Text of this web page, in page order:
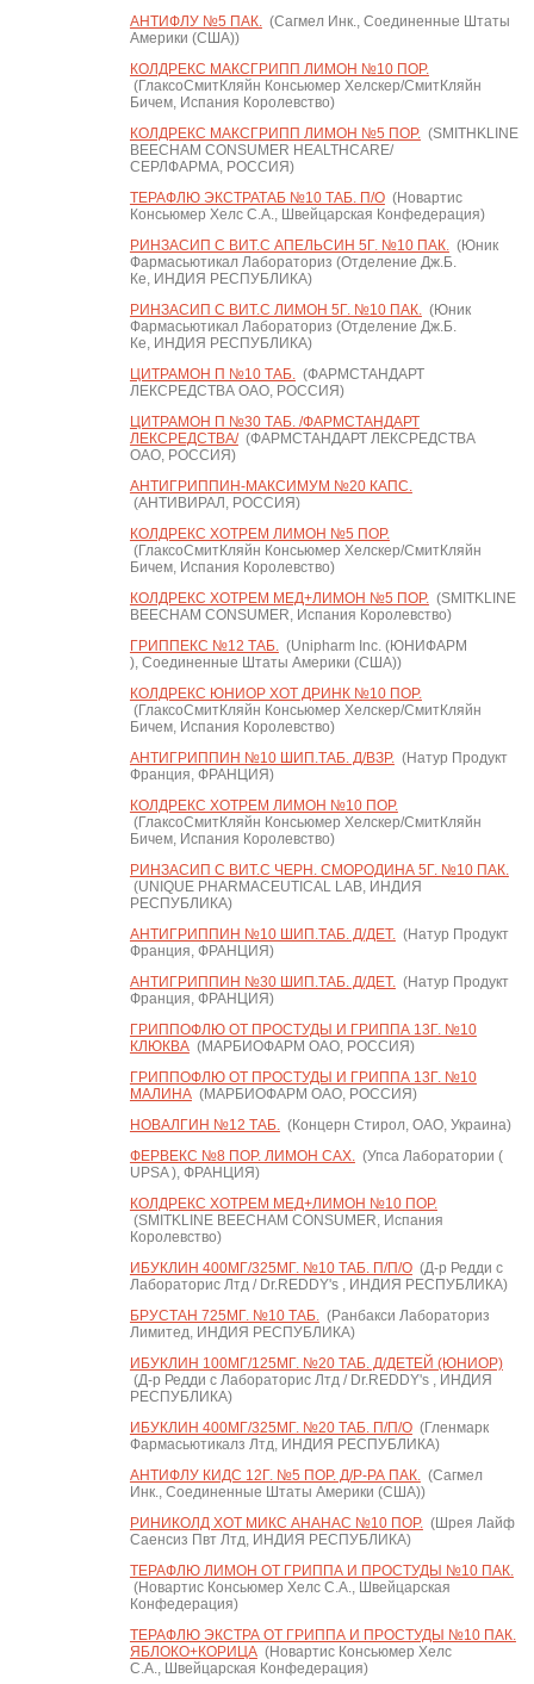
АНТИФЛУ №5 ПАК.(Сагмел Инк., Соединенные Штаты
Америки (США))
КОЛДРЕКС МАКСГРИПП ЛИМОН №10 ПОР.
(ГлаксоСмитКляйн Консьюмер Хелскер/СмитКляйн
Бичем, Испания Королевство)
КОЛДРЕКС МАКСГРИПП ЛИМОН №5 ПОР.(SMITHKLINE
BEECHAM CONSUMER HEALTHCARE/
СЕРЛФАРМА, РОССИЯ)
ТЕРАФЛЮ ЭКСТРАТАБ №10 ТАБ. П/О(Новартис
Консьюмер Хелс С.А., Швейцарская Конфедерация)
РИНЗАСИП С ВИТ.С АПЕЛЬСИН 5Г. №10 ПАК.(Юник
Фармасьютикал Лабораториз (Отделение Дж.Б.
Ке, ИНДИЯ РЕСПУБЛИКА)
РИНЗАСИП С ВИТ.С ЛИМОН 5Г. №10 ПАК.(Юник
Фармасьютикал Лабораториз (Отделение Дж.Б.
Ке, ИНДИЯ РЕСПУБЛИКА)
ЦИТРАМОН П №10 ТАБ.(ФАРМСТАНДАРТ
ЛЕКСРЕДСТВА ОАО, РОССИЯ)
ЦИТРАМОН П №30 ТАБ. /ФАРМСТАНДАРТ
ЛЕКСРЕДСТВА/(ФАРМСТАНДАРТ ЛЕКСРЕДСТВА
ОАО, РОССИЯ)
АНТИГРИППИН-МАКСИМУМ №20 КАПС.
(АНТИВИРАЛ, РОССИЯ)
КОЛДРЕКС ХОТРЕМ ЛИМОН №5 ПОР.
(ГлаксоСмитКляйн Консьюмер Хелскер/СмитКляйн
Бичем, Испания Королевство)
КОЛДРЕКС ХОТРЕМ МЕД+ЛИМОН №5 ПОР.(SMITKLINE
BEECHAM CONSUMER, Испания Королевство)
ГРИППЕКС №12 ТАБ.(Unipharm Inc. (ЮНИФАРМ
), Соединенные Штаты Америки (США))
КОЛДРЕКС ЮНИОР ХОТ ДРИНК №10 ПОР.
(ГлаксоСмитКляйн Консьюмер Хелскер/СмитКляйн
Бичем, Испания Королевство)
АНТИГРИППИН №10 ШИП.ТАБ. Д/ВЗР.(Натур Продукт
Франция, ФРАНЦИЯ)
КОЛДРЕКС ХОТРЕМ ЛИМОН №10 ПОР.
(ГлаксоСмитКляйн Консьюмер Хелскер/СмитКляйн
Бичем, Испания Королевство)
РИНЗАСИП С ВИТ.С ЧЕРН. СМОРОДИНА 5Г. №10 ПАК.
(UNIQUE PHARMACEUTICAL LAB, ИНДИЯ
РЕСПУБЛИКА)
АНТИГРИППИН №10 ШИП.ТАБ. Д/ДЕТ.(Натур Продукт
Франция, ФРАНЦИЯ)
АНТИГРИППИН №30 ШИП.ТАБ. Д/ДЕТ.(Натур Продукт
Франция, ФРАНЦИЯ)
ГРИППОФЛЮ ОТ ПРОСТУДЫ И ГРИППА 13Г. №10
КЛЮКВА(МАРБИОФАРМ ОАО, РОССИЯ)
ГРИППОФЛЮ ОТ ПРОСТУДЫ И ГРИППА 13Г. №10
МАЛИНА(МАРБИОФАРМ ОАО, РОССИЯ)
НОВАЛГИН №12 ТАБ.(Концерн Стирол, ОАО, Украина)
ФЕРВЕКС №8 ПОР. ЛИМОН САХ.(Упса Лаборатории (
UPSA ), ФРАНЦИЯ)
КОЛДРЕКС ХОТРЕМ МЕД+ЛИМОН №10 ПОР.
(SMITKLINE BEECHAM CONSUMER, Испания
Королевство)
ИБУКЛИН 400МГ/325МГ. №10 ТАБ. П/П/О(Д-р Редди с
Лабораторис Лтд / Dr.REDDY's , ИНДИЯ РЕСПУБЛИКА)
БРУСТАН 725МГ. №10 ТАБ.(Ранбакси Лабораториз
Лимитед, ИНДИЯ РЕСПУБЛИКА)
ИБУКЛИН 100МГ/125МГ. №20 ТАБ. Д/ДЕТЕЙ (ЮНИОР)
(Д-р Редди с Лабораторис Лтд / Dr.REDDY's , ИНДИЯ
РЕСПУБЛИКА)
ИБУКЛИН 400МГ/325МГ. №20 ТАБ. П/П/О(Гленмарк
Фармасьютикалз Лтд, ИНДИЯ РЕСПУБЛИКА)
АНТИФЛУ КИДС 12Г. №5 ПОР. Д/Р-РА ПАК.(Сагмел
Инк., Соединенные Штаты Америки (США))
РИНИКОЛД ХОТ МИКС АНАНАС №10 ПОР.(Шрея Лайф
Саенсиз Пвт Лтд, ИНДИЯ РЕСПУБЛИКА)
ТЕРАФЛЮ ЛИМОН ОТ ГРИППА И ПРОСТУДЫ №10 ПАК.
(Новартис Консьюмер Хелс С.А., Швейцарская
Конфедерация)
ТЕРАФЛЮ ЭКСТРА ОТ ГРИППА И ПРОСТУДЫ №10 ПАК.
ЯБЛОКО+КОРИЦА(Новартис Консьюмер Хелс
С.А., Швейцарская Конфедерация)